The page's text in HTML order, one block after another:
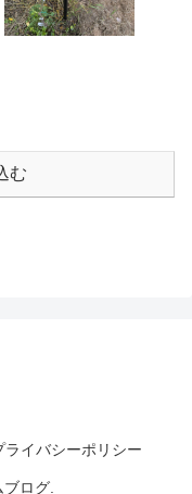
む
ライバシーポリシー
ログ.